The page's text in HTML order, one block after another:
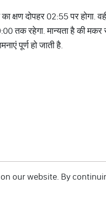
क्षण दोपहर 02:55 पर होगा.
तक रहेगा. मान्यता है की
पूर्ण हो जाती है.
our website. By